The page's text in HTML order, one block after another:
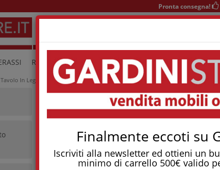
Finalmente eccoti su
Iscriviti alla newsletter ed ottieni un
minimo di carrello 500€ valido
Pronta consegna!
RETI E LETTI Area KIDS SOGGIORNO TAVOLI
Tavolo In Legno Tondo Allungabile Modello Kim
Tostapane, tritatutto,
Tavolo in legno tondo allungabile